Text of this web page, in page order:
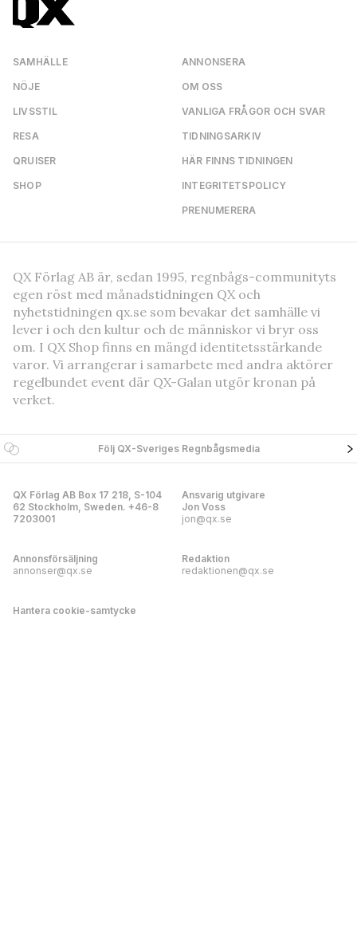
SAMHÄLLE
NÖJE
LIVSSTIL
RESA
QRUISER
SHOP
ANNONSERA
OM OSS
VANLIGA FRÅGOR OCH SVAR
TIDNINGSARKIV
HÄR FINNS TIDNINGEN
INTEGRITETSPOLICY
PRENUMERERA
QX Förlag AB är, sedan 1995, regnbågs-communityts
egen röst med månadstidningen QX och
nyhetstidningen qx.se som bevakar det samhälle vi
lever i och den kultur och de människor vi bryr oss
om. I QX Shop finns en mängd identitetsstärkande
varor. Vi arrangerar i samarbete med andra aktörer
regelbundet event där QX-Galan utgör kronan på
verket.
Följ QX-Sveriges Regnbågsmedia
QX Förlag AB Box 17 218, S-104
62 Stockholm, Sweden. +46-8
7203001
Ansvarig utgivare
Jon Voss
jon@qx.se
Annonsförsäljning
annonser@qx.se
Redaktion
redaktionen@qx.se
Hantera cookie-samtycke